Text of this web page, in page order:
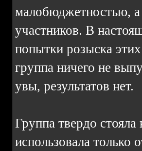
малобюджетностью, а
участников. В
попытки розыска
группа ничего не
увы, результатов нет.
Группа твердо
использовала только